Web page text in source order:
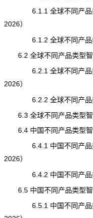
6.1.1 全球不同产品类
2026）
6.1.2 全球不同产品类
6.2 全球不同产品类型智
6.2.1 全球不同产品类
2026）
6.2.2 全球不同产品类
6.3 全球不同产品类型智
6.4 中国不同产品类型智
6.4.1 中国不同产品类
2026）
6.4.2 中国不同产品类
6.5 中国不同产品类型智
6.5.1 中国不同产品类